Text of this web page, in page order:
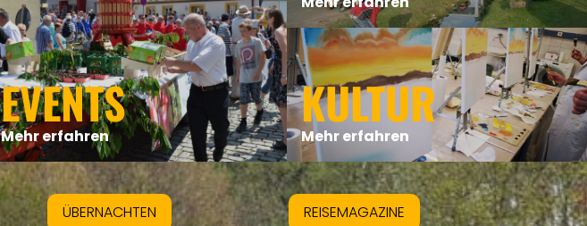
EVENTS
Mehr erfahren
KULTUR
Mehr erfahren
ÜBERNACHTEN REISEMAGAZINE